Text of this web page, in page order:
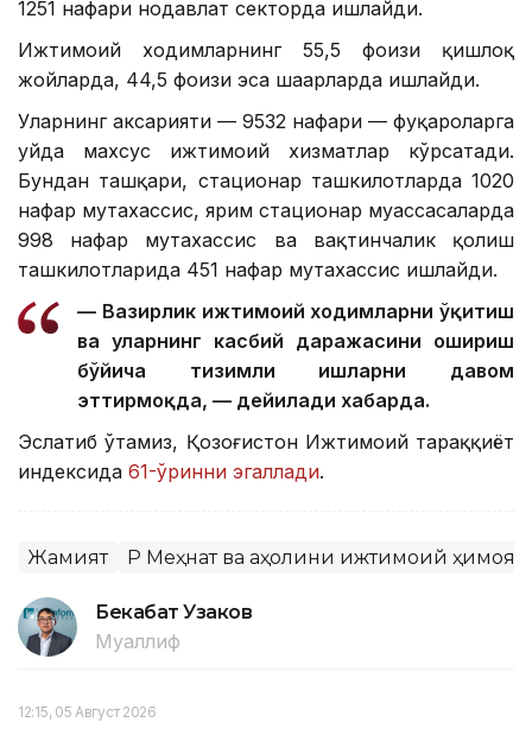
1251 нафари нодавлат секторда ишлайди.
Ижтимоий ходимларнинг 55,5 фоизи қишлоқ
жойларда, 44,5 фоизи эса шаҳарларда ишлайди.
Уларнинг аксарияти — 9532 нафари — фуқароларга
уйда махсус ижтимоий хизматлар кўрсатади.
Бундан ташқари, стационар ташкилотларда 1020
нафар мутахассис, ярим стационар муассасаларда
998 нафар мутахассис ва вақтинчалик қолиш
ташкилотларида 451 нафар мутахассис ишлайди.
— Вазирлик ижтимоий ходимларни ўқитиш
ва уларнинг касбий даражасини ошириш
бўйича тизимли ишларни давом
эттирмоқда, — дейилади хабарда.
Эслатиб ўтамиз, Қозоғистон Ижтимоий тараққиёт
индексида 61-ўринни эгаллади.
Жамият ҚР Меҳнат ва аҳолини ижтимоий ҳимоя
Бекабат Узаков
Муаллиф
12:15, 05 Август 2026